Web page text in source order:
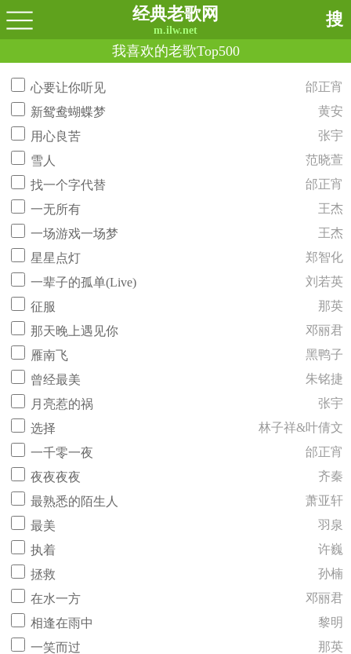
经典老歌网
m.ilw.net
搜
我喜欢的老歌Top500
心要让你听见
邰正宵
新鸳鸯蝴蝶梦
黄安
用心良苦
张宇
雪人
范晓萱
找一个字代替
邰正宵
一无所有
王杰
一场游戏一场梦
王杰
星星点灯
郑智化
一辈子的孤单(Live)
刘若英
征服
那英
那天晚上遇见你
邓丽君
雁南飞
黑鸭子
曾经最美
朱铭捷
月亮惹的祸
张宇
选择
林子祥&叶倩文
一千零一夜
邰正宵
夜夜夜夜
齐秦
最熟悉的陌生人
萧亚轩
最美
羽泉
执着
许巍
拯救
孙楠
在水一方
邓丽君
相逢在雨中
黎明
一笑而过
那英